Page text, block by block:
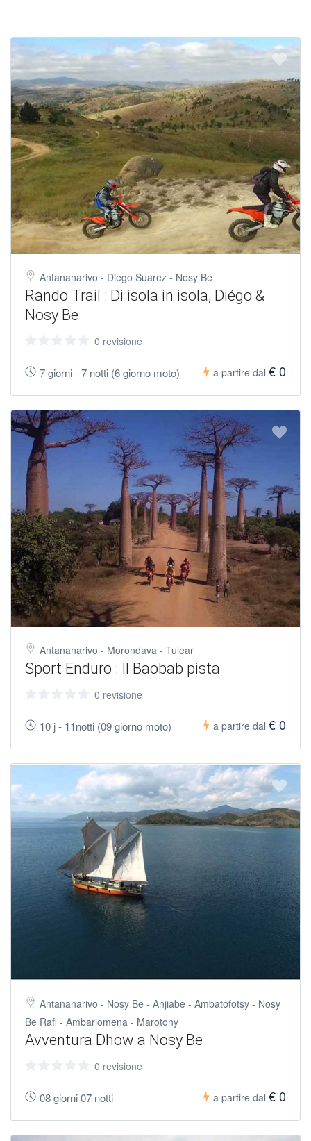
Antananarivo - Diego Suarez - Nosy Be
Rando Trail : Di isola in isola, Diégo &
Nosy Be
0 revisione
7 giorni - 7 notti (6 giorno moto) a partire dal € 0
Antananarivo - Morondava - Tulear
Sport Enduro : Il Baobab pista
0 revisione
10 j - 11notti (09 giorno moto) a partire dal € 0
Antananarivo - Nosy Be - Anjiabe - Ambatofotsy - Nosy
Be Rafi - Ambariomena - Marotony
Avventura Dhow a Nosy Be
0 revisione
08 giorni 07 notti a partire dal € 0